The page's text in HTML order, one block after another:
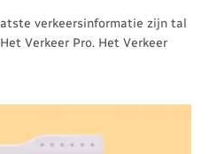
verkeersinformatie zijn tal
Verkeer Pro. Het Verkeer